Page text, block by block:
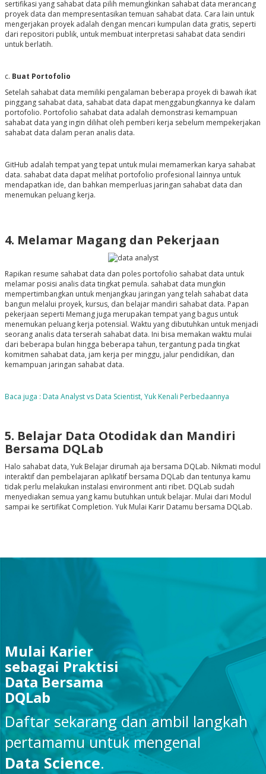
sertifikasi yang sahabat data pilih memungkinkan sahabat data merancang
proyek data dan mempresentasikan temuan sahabat data. Cara lain untuk
mengerjakan proyek adalah dengan mencari kumpulan data gratis, seperti
dari repositori publik, untuk membuat interpretasi sahabat data sendiri
untuk berlatih.
c. Buat Portofolio
Setelah sahabat data memiliki pengalaman beberapa proyek di bawah ikat
pinggang sahabat data, sahabat data dapat menggabungkannya ke dalam
portofolio. Portofolio sahabat data adalah demonstrasi kemampuan
sahabat data yang ingin dilihat oleh pemberi kerja sebelum mempekerjakan
sahabat data dalam peran analis data.
GitHub adalah tempat yang tepat untuk mulai memamerkan karya sahabat
data. sahabat data dapat melihat portofolio profesional lainnya untuk
mendapatkan ide, dan bahkan memperluas jaringan sahabat data dan
menemukan peluang kerja.
4. Melamar Magang dan Pekerjaan
Rapikan resume sahabat data dan poles portofolio sahabat data untuk
melamar posisi analis data tingkat pemula. sahabat data mungkin
mempertimbangkan untuk menjangkau jaringan yang telah sahabat data
bangun melalui proyek, kursus, dan belajar mandiri sahabat data. Papan
pekerjaan seperti Memang juga merupakan tempat yang bagus untuk
menemukan peluang kerja potensial. Waktu yang dibutuhkan untuk menjadi
seorang analis data terserah sahabat data. Ini bisa memakan waktu mulai
dari beberapa bulan hingga beberapa tahun, tergantung pada tingkat
komitmen sahabat data, jam kerja per minggu, jalur pendidikan, dan
kemampuan jaringan sahabat data.
Baca juga : Data Analyst vs Data Scientist, Yuk Kenali Perbedaannya
5. Belajar Data Otodidak dan Mandiri
Bersama DQLab
Halo sahabat data, Yuk Belajar dirumah aja bersama DQLab. Nikmati modul
interaktif dan pembelajaran aplikatif bersama DQLab dan tentunya kamu
tidak perlu melakukan instalasi environment anti ribet. DQLab sudah
menyediakan semua yang kamu butuhkan untuk belajar. Mulai dari Modul
sampai ke sertifikat Completion. Yuk Mulai Karir Datamu bersama DQLab.
Mulai Karier
sebagai Praktisi
Data Bersama
DQLab
Daftar sekarang dan ambil langkah
pertamamu untuk mengenal
Data Science.